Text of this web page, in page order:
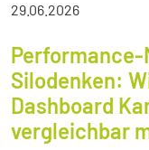
29.06.2026
Performance-
Silodenken:
Dashboard
vergleichbar